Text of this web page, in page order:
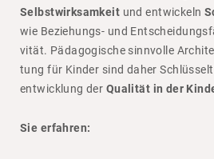
Selbstwirksamkeit und entwi­ckeln
wie Bezie­hungs- und
vität. Pädago­gi­sche sinn­volle
tung für Kinder sind daher
ent­wick­lung der Qualität in der
Sie erfahren: